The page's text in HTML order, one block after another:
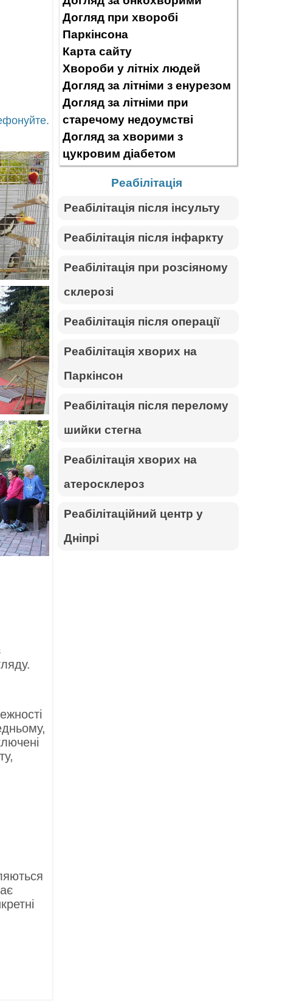
Догляд при хворобі
Паркінсона
Карта сайту
Хвороби у літніх людей
Догляд за літніми з енурезом
Догляд за літніми при
старечому недоумстві
Догляд за хворими з
цукровим діабетом
Реабілітація
Реабілітація після інсульту
Реабілітація після інфаркту
Реабілітація при розсіяному
склерозі
Реабілітація після операції
Реабілітація хворих на
Паркінсон
Реабілітація після перелому
шийки стегна
Реабілітація хворих на
атеросклероз
Реабілітаційний центр у
Дніпрі